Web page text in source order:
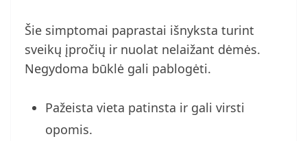
Šie simptomai paprastai išnyksta turint
sveikų įpročių ir nuolat nelaižant dėmės.
Negydoma būklė gali pablogėti.
Pažeista vieta patinsta ir gali virsti
opomis.